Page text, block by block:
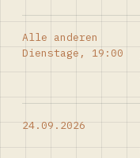
Alle anderen
Dienstage, 19:00
24.09.2026